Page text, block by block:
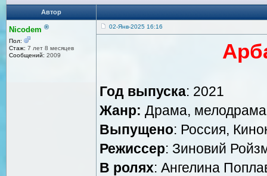
Автор
Nicodem ®
Пол:
Стаж: 7 лет 8 месяцев
Сообщений: 2009
02-Янв-2025 16:16
Год выпуска: 2021
Жанр: Драма, мелодрама
Выпущено: Россия,
Режиссер: Зиновий
В ролях: Ангелина